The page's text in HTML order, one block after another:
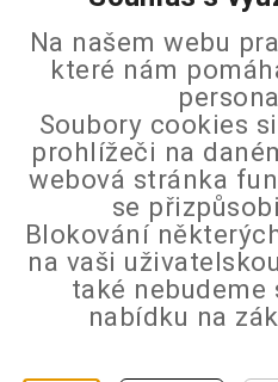
Na našem webu
které nám
Soubory cookies
prohlížeči na
webová stránka
se
Blokování
na vaši
také
nabídku na